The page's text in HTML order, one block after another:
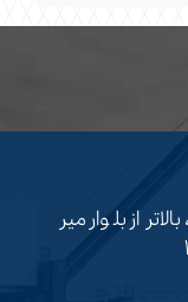
از بلوار میر